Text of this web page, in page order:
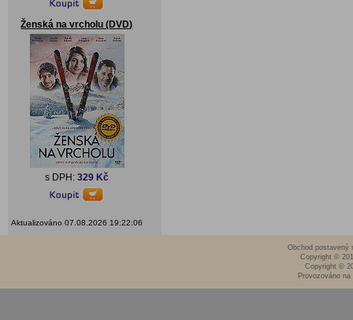
Ženská na vrcholu (DVD)
s DPH: 329 Kč
Aktualizováno 07.08.2026 19:22:06
Obchod postavený
Copyright ©
Copyright ©
Provozováno